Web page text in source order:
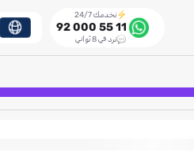
نخدمك 24/7
92 000 55 11
نرد في 8 ثواني